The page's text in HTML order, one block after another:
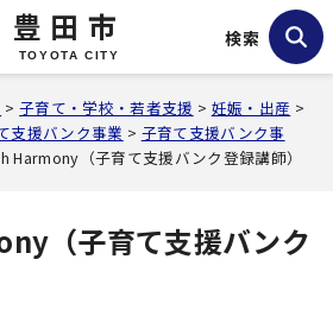
豊田市
TOYOTA CITY
検索
>子育て・学校・若者支援 > 妊娠・出産 >
支援バンク事業 > 子育て支援バンク事
Harmony（子育て支援バンク登録講師）
（子育て支援バンク